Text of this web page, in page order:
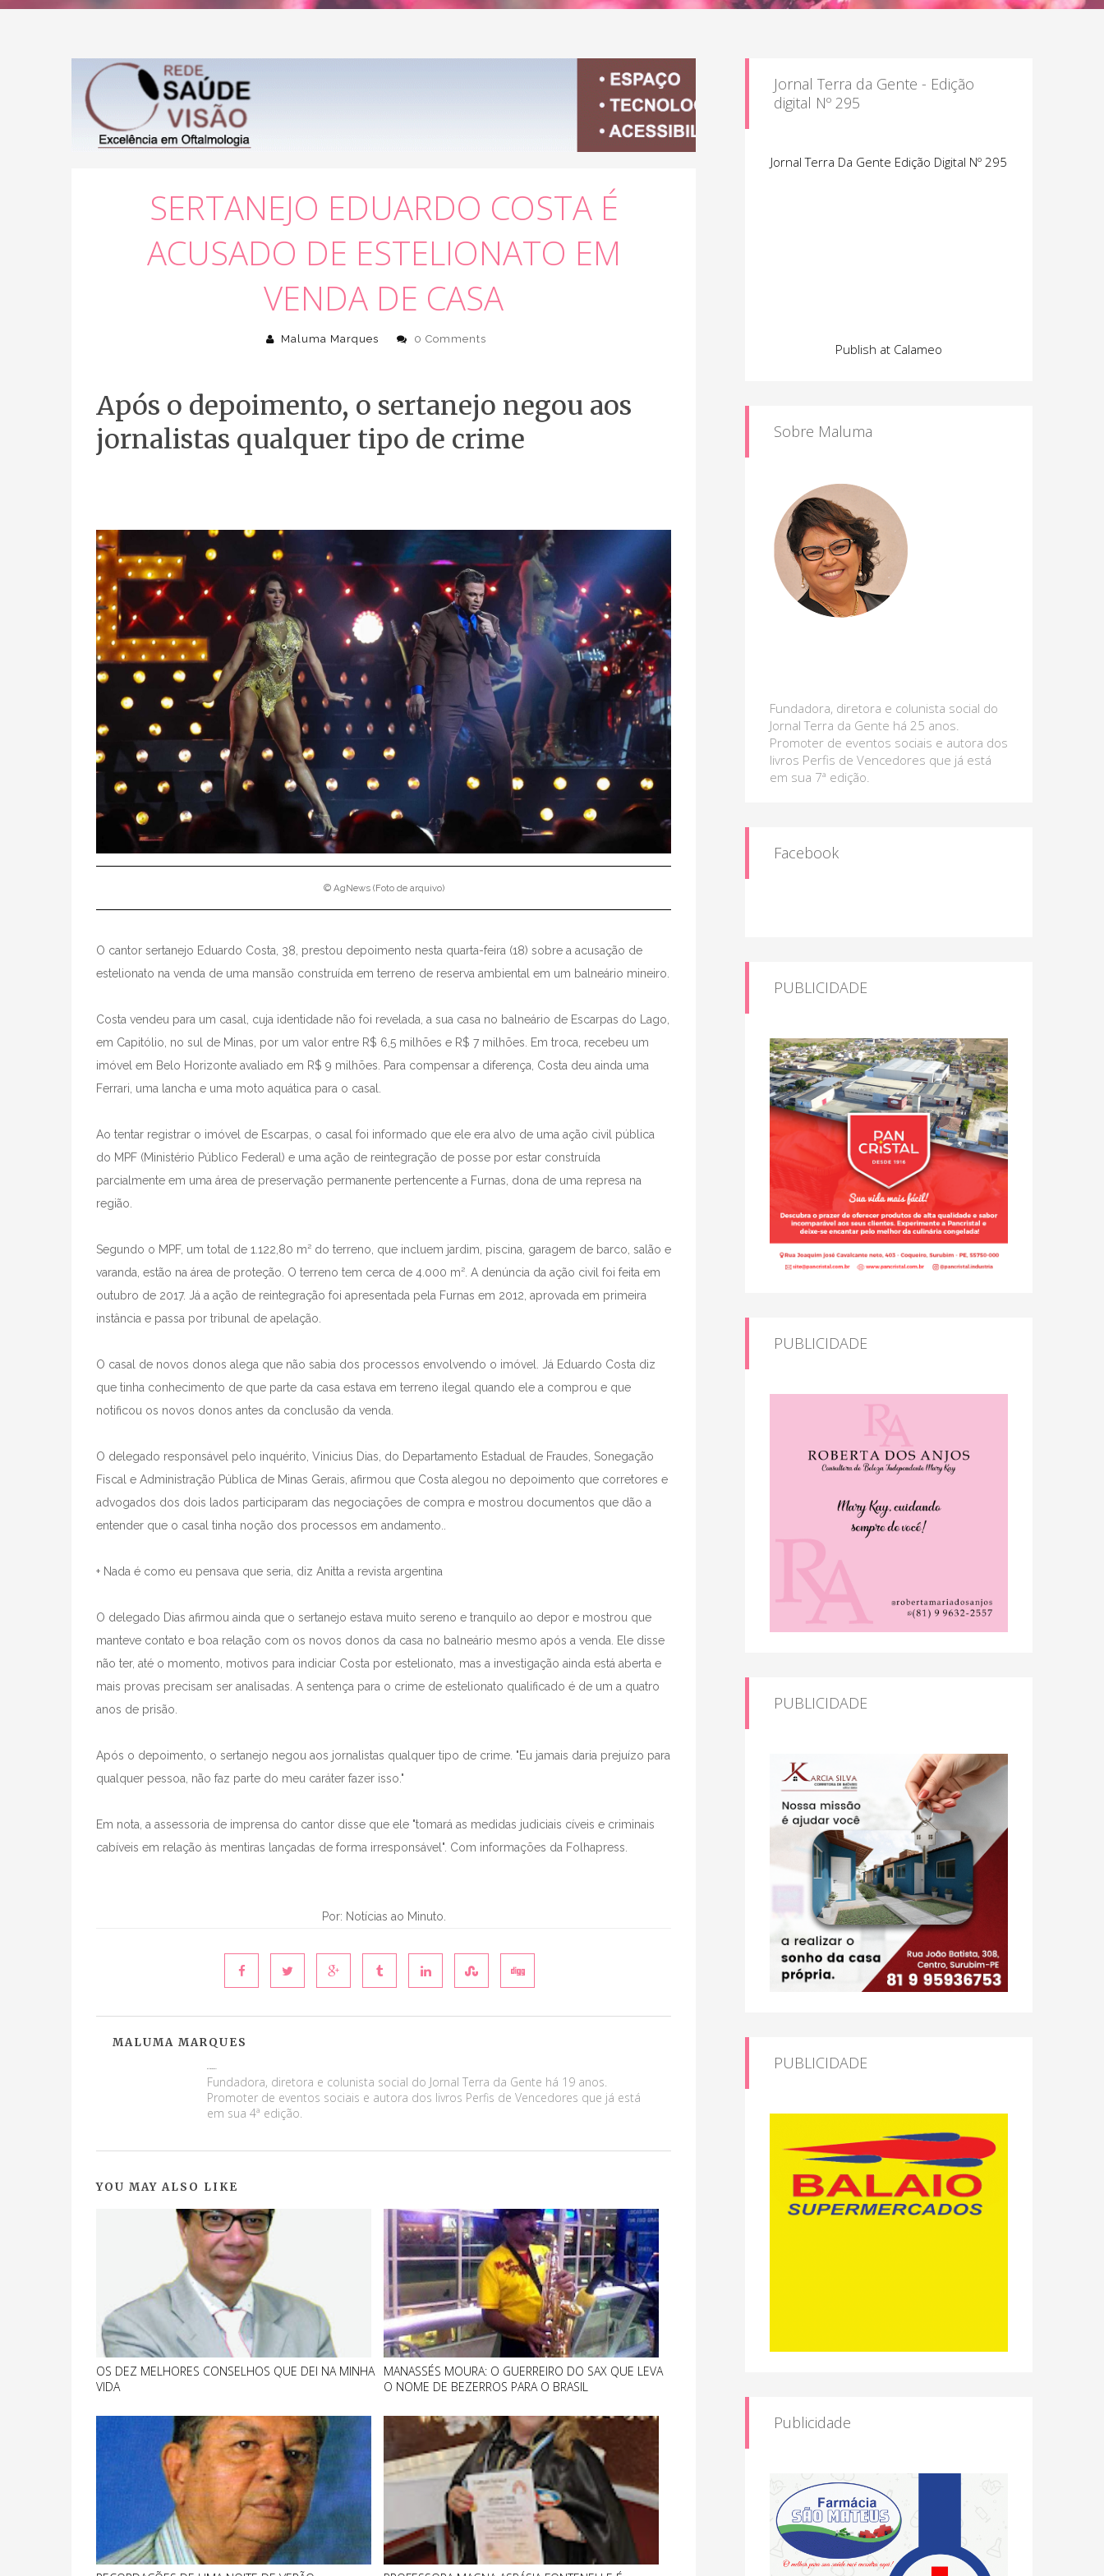
SERTANEJO EDUARDO COSTA É
ACUSADO DE ESTELIONATO EM
VENDA DE CASA
Maluma Marques 0 Comments
Após o depoimento, o sertanejo negou aos
jornalistas qualquer tipo de crime
© AgNews (Foto de arquivo)
O cantor sertanejo Eduardo Costa, 38, prestou depoimento nesta quarta-feira (18) sobre a acusação de
estelionato na venda de uma mansão construída em terreno de reserva ambiental em um balneário mineiro.
Costa vendeu para um casal, cuja identidade não foi revelada, a sua casa no balneário de Escarpas do Lago,
em Capitólio, no sul de Minas, por um valor entre R$ 6,5 milhões e R$ 7 milhões. Em troca, recebeu um
imóvel em Belo Horizonte avaliado em R$ 9 milhões. Para compensar a diferença, Costa deu ainda uma
Ferrari, uma lancha e uma moto aquática para o casal.
Ao tentar registrar o imóvel de Escarpas, o casal foi informado que ele era alvo de uma ação civil pública
do MPF (Ministério Público Federal) e uma ação de reintegração de posse por estar construída
parcialmente em uma área de preservação permanente pertencente a Furnas, dona de uma represa na
região.
Segundo o MPF, um total de 1.122,80 m² do terreno, que incluem jardim, piscina, garagem de barco, salão e
varanda, estão na área de proteção. O terreno tem cerca de 4.000 m². A denúncia da ação civil foi feita em
outubro de 2017. Já a ação de reintegração foi apresentada pela Furnas em 2012, aprovada em primeira
instância e passa por tribunal de apelação.
O casal de novos donos alega que não sabia dos processos envolvendo o imóvel. Já Eduardo Costa diz
que tinha conhecimento de que parte da casa estava em terreno ilegal quando ele a comprou e que
notificou os novos donos antes da conclusão da venda.
O delegado responsável pelo inquérito, Vinicius Dias, do Departamento Estadual de Fraudes, Sonegação
Fiscal e Administração Pública de Minas Gerais, afirmou que Costa alegou no depoimento que corretores e
advogados dos dois lados participaram das negociações de compra e mostrou documentos que dão a
entender que o casal tinha noção dos processos em andamento..
+ Nada é como eu pensava que seria, diz Anitta a revista argentina
O delegado Dias afirmou ainda que o sertanejo estava muito sereno e tranquilo ao depor e mostrou que
manteve contato e boa relação com os novos donos da casa no balneário mesmo após a venda. Ele disse
não ter, até o momento, motivos para indiciar Costa por estelionato, mas a investigação ainda está aberta e
mais provas precisam ser analisadas. A sentença para o crime de estelionato qualificado é de um a quatro
anos de prisão.
Após o depoimento, o sertanejo negou aos jornalistas qualquer tipo de crime. "Eu jamais daria prejuízo para
qualquer pessoa, não faz parte do meu caráter fazer isso."
Em nota, a assessoria de imprensa do cantor disse que ele "tomará as medidas judiciais cíveis e criminais
cabíveis em relação às mentiras lançadas de forma irresponsável". Com informações da Folhapress.
Por: Notícias ao Minuto.
MALUMA MARQUES
Fundadora, diretora e colunista social do Jornal Terra da Gente há 19 anos.
Promoter de eventos sociais e autora dos livros Perfis de Vencedores que já está
em sua 4ª edição.
YOU MAY ALSO LIKE
OS DEZ MELHORES CONSELHOS QUE DEI NA MINHA
VIDA
MANASSÉS MOURA: O GUERREIRO DO SAX QUE LEVA
O NOME DE BEZERROS PARA O BRASIL
Jornal Terra da Gente - Edição
digital Nº 295
Jornal Terra Da Gente Edição Digital Nº 295
Publish at Calameo
Sobre Maluma
Fundadora, diretora e colunista social do
Jornal Terra da Gente há 25 anos.
Promoter de eventos sociais e autora dos
livros Perfis de Vencedores que já está
em sua 7ª edição.
Facebook
PUBLICIDADE
PUBLICIDADE
PUBLICIDADE
PUBLICIDADE
Publicidade